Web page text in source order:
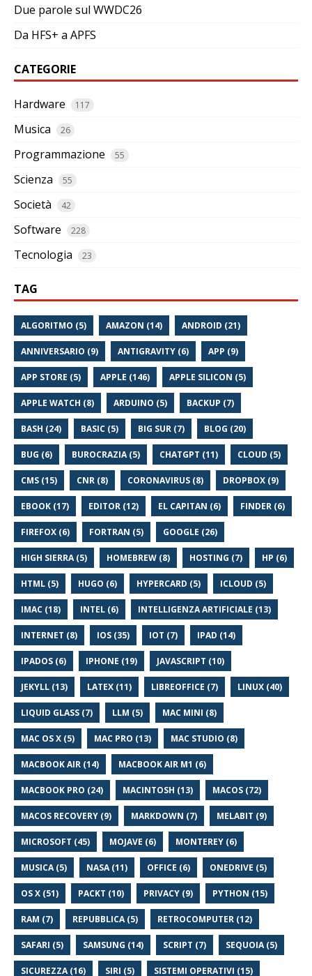
Due parole sul WWDC26
Da HFS+ a APFS
CATEGORIE
Hardware 117
Musica 26
Programmazione 55
Scienza 55
Società 42
Software 228
Tecnologia 23
TAG
ALGORITMO (5) AMAZON (14) ANDROID (21)
ANNIVERSARIO (9) ANTIGRAVITY (6) APP (9)
APP STORE (5) APPLE (146) APPLE SILICON (5)
APPLE WATCH (8) ARDUINO (5) BACKUP (7)
BASH (24) BASIC (5) BIG SUR (7) BLOG (20)
BUG (6) BUROCRAZIA (5) CHATGPT (11) CLOUD (5)
CMS (15) CNR (8) CORONAVIRUS (8) DROPBOX (9)
EBOOK (17) EDITOR (12) EL CAPITAN (6) FINDER (6)
FIREFOX (6) FORTRAN (5) GOOGLE (26)
HIGH SIERRA (5) HOMEBREW (8) HOSTING (7) HP (6)
HTML (5) HUGO (6) HYPERCARD (5) ICLOUD (5)
IMAC (18) INTEL (6) INTELLIGENZA ARTIFICIALE (13)
INTERNET (8) IOS (35) IOT (7) IPAD (14)
IPADOS (6) IPHONE (19) JAVASCRIPT (10)
JEKYLL (13) LATEX (11) LIBREOFFICE (7) LINUX (40)
LIQUID GLASS (7) LLM (5) MAC MINI (8)
MAC OS X (5) MAC PRO (13) MAC STUDIO (8)
MACBOOK AIR (14) MACBOOK AIR M1 (6)
MACBOOK PRO (24) MACINTOSH (13) MACOS (72)
MACOS RECOVERY (9) MARKDOWN (7) MELABIT (9)
MICROSOFT (45) MOJAVE (6) MONTEREY (6)
MUSICA (5) NASA (11) OFFICE (6) ONEDRIVE (5)
OS X (51) PACKT (10) PRIVACY (9) PYTHON (15)
RAM (7) REPUBBLICA (5) RETROCOMPUTER (12)
SAFARI (5) SAMSUNG (14) SCRIPT (7) SEQUOIA (5)
SICUREZZA (16) SIRI (5) SISTEMI OPERATIVI (15)